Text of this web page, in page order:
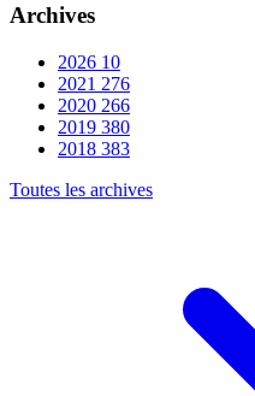
Archives
2026 10
2021 276
2020 266
2019 380
2018 383
Toutes les archives